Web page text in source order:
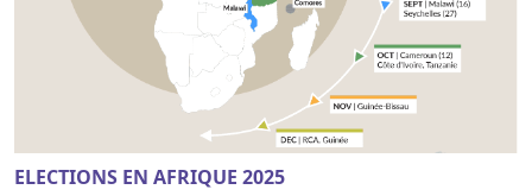
ELECTIONS EN AFRIQUE 2025